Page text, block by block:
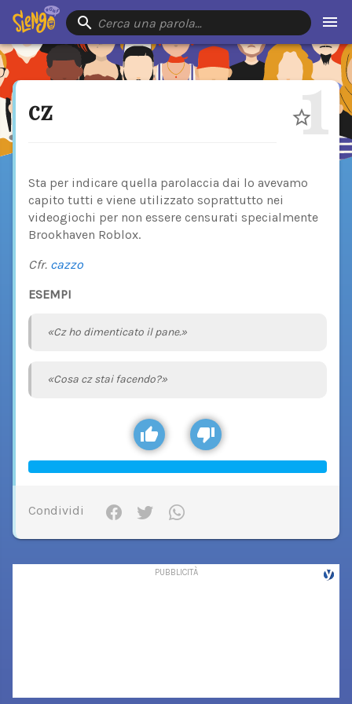
Cerca una parola…
cz 1
Sta per indicare quella parolaccia dai lo avevamo
capito tutti e viene utilizzato soprattutto nei
videogiochi per non essere censurati specialmente
Brookhaven Roblox.
Cfr. cazzo
ESEMPI
«Cz ho dimenticato il pane.»
«Cosa cz stai facendo?»
Condividi